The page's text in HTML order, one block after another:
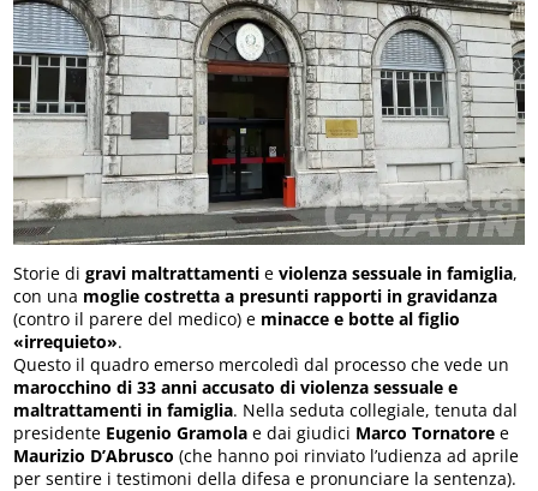
Storie digravi maltrattamenti eviolenza sessuale in famiglia,
con una moglie costretta a presunti rapporti in gravidanza
(contro il parere del medico) e minacce e botte al figlio
«irrequieto».
Questo il quadro emerso mercoledì dal processo che vede un
marocchino di 33 anni accusato di violenza sessuale e
maltrattamenti in famiglia. Nella seduta collegiale, tenuta dal
presidente Eugenio Gramola e dai giudici Marco Tornatore e
Maurizio D’Abrusco (che hanno poi rinviato l’udienza ad aprile
per sentire i testimoni della difesa e pronunciare la sentenza).